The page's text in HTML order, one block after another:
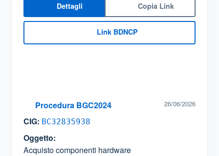
Dettagli Copia Link
Link BDNCP
Procedura BGC2024 26/06/2026
CIG: BC32835938
Oggetto:
Acquisto componenti hardware